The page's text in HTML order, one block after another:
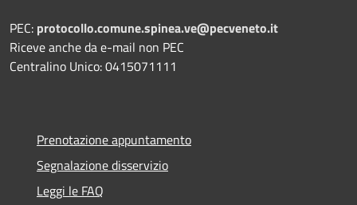
PEC: protocollo.comune.spinea.ve@pecveneto.it
Riceve anche da e-mail non PEC
Centralino Unico: 0415071111
Prenotazione appuntamento
Segnalazione disservizio
Leggi le FAQ